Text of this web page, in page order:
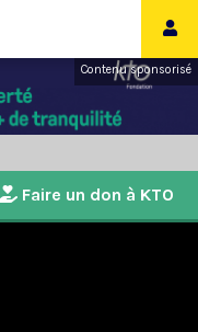
Contenu sponsorisé
Faire un don à KTO